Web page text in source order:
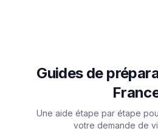
Guides de
Une aide étape par étape
votre demande de